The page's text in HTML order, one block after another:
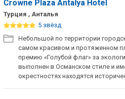
Crowne Plaza Antalya Hotel
Турция , Анталья
5 звёзд
Небольшой по территории
самом красивом и протяженном
премию «Голубой флаг» за
выполнен в Османском стиле и
окрестностях находятся
Высокий уровень обслуживания и